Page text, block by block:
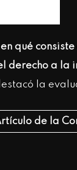
qué
derecho a la
la
de la